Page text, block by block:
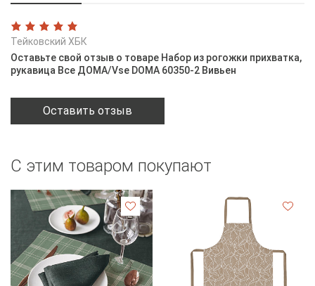
Тейковский ХБК
Оставьте свой отзыв о товаре Набор из рогожки прихватка,
рукавица Все ДОМА/Vse DOMA 60350-2 Вивьен
Оставить отзыв
С этим товаром покупают